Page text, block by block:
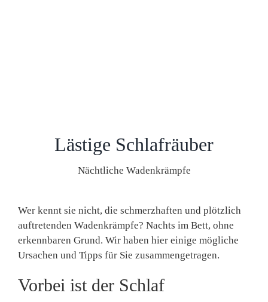
Lästige Schlafräuber
Nächtliche Wadenkrämpfe
Wer kennt sie nicht, die schmerzhaften und plötzlich
auftretenden Wadenkrämpfe? Nachts im Bett, ohne
erkennbaren Grund. Wir haben hier einige mögliche
Ursachen und Tipps für Sie zusammengetragen.
Vorbei ist der Schlaf